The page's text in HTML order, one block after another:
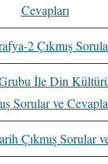
Cevapları
2 Çıkmış
İle Din
Sorular ve
Çıkmış Sorular